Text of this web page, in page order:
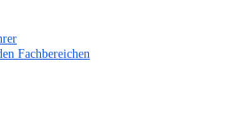
Fachbereichen